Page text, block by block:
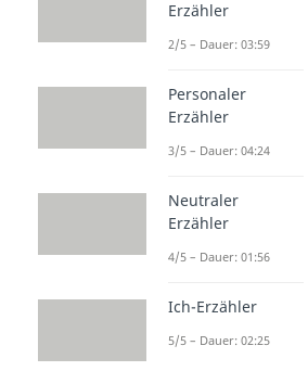
eine
vor ein kniffliges
Sage – Beispiel:
Im
mutige Siegfried
den Schatz der
Die kurzen
fest
nicht garantiert,
und die Handlung
manchmal handeln
Erzähler
2/5 – Dauer: 03:59
Personaler
Erzähler
3/5 – Dauer: 04:24
Neutraler
Erzähler
4/5 – Dauer: 01:56
Ich-Erzähler
5/5 – Dauer: 02:25